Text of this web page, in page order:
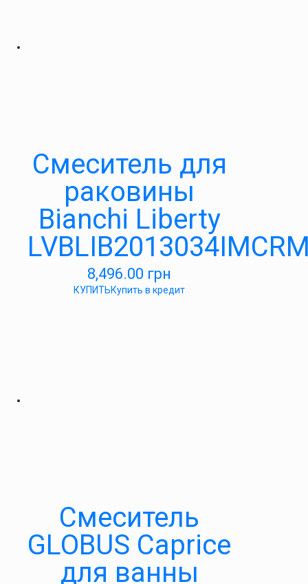
Смеситель для
раковины
Bianchi Liberty
8,496.00 грн
КУПИТЬКупить в кредит
Cмеситель
GLOBUS Caprice
для ванны